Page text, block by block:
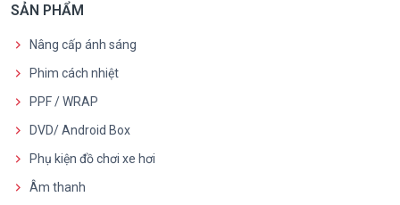
SẢN PHẨM
Nâng cấp ánh sáng
Phim cách nhiệt
PPF / WRAP
DVD/ Android Box
Phụ kiện đồ chơi xe hơi
Âm thanh